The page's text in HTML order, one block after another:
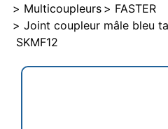
Multicoupleurs
FASTER
Joint coupleur mâle bleu
SKMF12